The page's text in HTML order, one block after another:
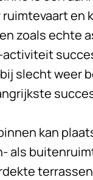
en
zoals echte
slecht weer
kan
als